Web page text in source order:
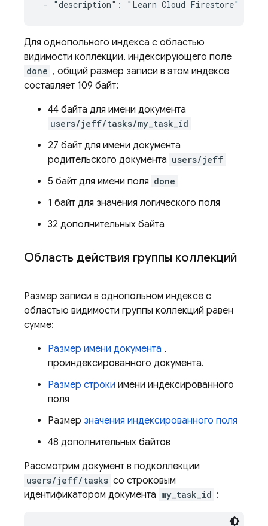
- "description": "Learn Cloud Firestore"
Для однопольного индекса с областью
видимости коллекции, индексирующего поле
done , общий размер записи в этом индексе
составляет 109 байт:
44 байта для имени документа
users/jeff/tasks/my_task_id
27 байт для имени документа
родительского документа users/jeff
5 байт для имени поля done
1 байт для значения логического поля
32 дополнительных байта
Область действия группы коллекций
Размер записи в однопольном индексе с
областью видимости группы коллекций равен
сумме:
Размер имени документа ,
проиндексированного документа.
Размер строки имени индексированного
поля
Размер значения индексированного поля
48 дополнительных байтов
Рассмотрим документ в подколлекции
users/jeff/tasks со строковым
идентификатором документа my_task_id :